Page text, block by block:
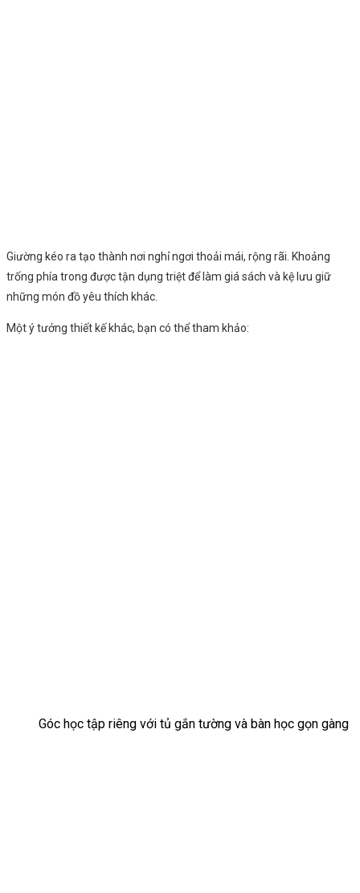
Giường kéo ra tạo thành nơi nghỉ ngơi thoải mái, rộng rãi. Khoảng
trống phía trong được tận dụng triệt để làm giá sách và kệ lưu giữ
những món đồ yêu thích khác.
Một ý tưởng thiết kế khác, bạn có thể tham khảo:
Góc học tập riêng với tủ gắn tường và bàn học gọn gàng